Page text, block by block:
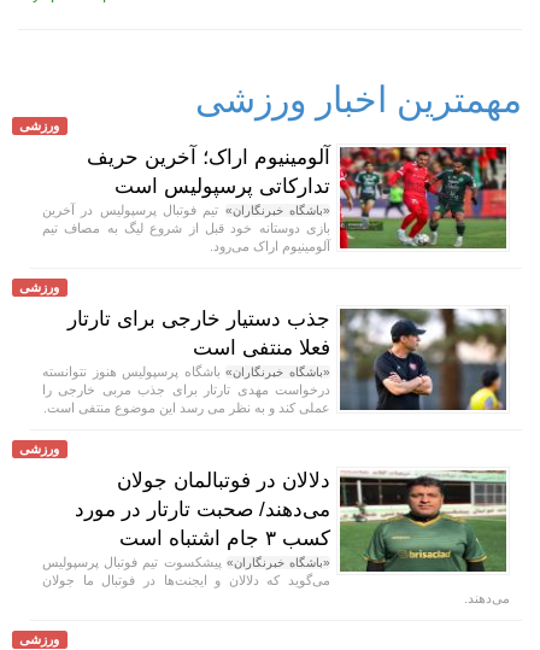
مهمترین اخبار ورزشی
ورزشی
آلومینیوم اراک؛ آخرین حریف
تدارکاتی پرسپولیس است
«باشگاه خبرنگاران» تیم فوتبال پرسپولیس در آخرین
بازی دوستانه خود قبل از شروع لیگ به مصاف تیم
آلومینیوم اراک می‌رود.
ورزشی
جذب دستیار خارجی برای تارتار
فعلا منتفی است
«باشگاه خبرنگاران»باشگاه پرسپولیس هنوز نتوانسته
درخواست مهدی تارتار برای جذب مربی خارجی را
عملی کند و به نظر می رسد این موضوع منتفی است.
ورزشی
دلالان در فوتبالمان جولان
می‌دهند/ صحبت تارتار در مورد
کسب ۳ جام اشتباه است
«باشگاه خبرنگاران» پیشکسوت تیم فوتبال پرسپولیس
می‌گوید که دلالان و ایجنت‌ها در فوتبال ما جولان
می‌دهند.
ورزشی